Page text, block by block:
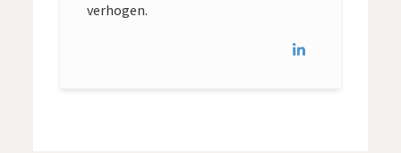
verhogen.